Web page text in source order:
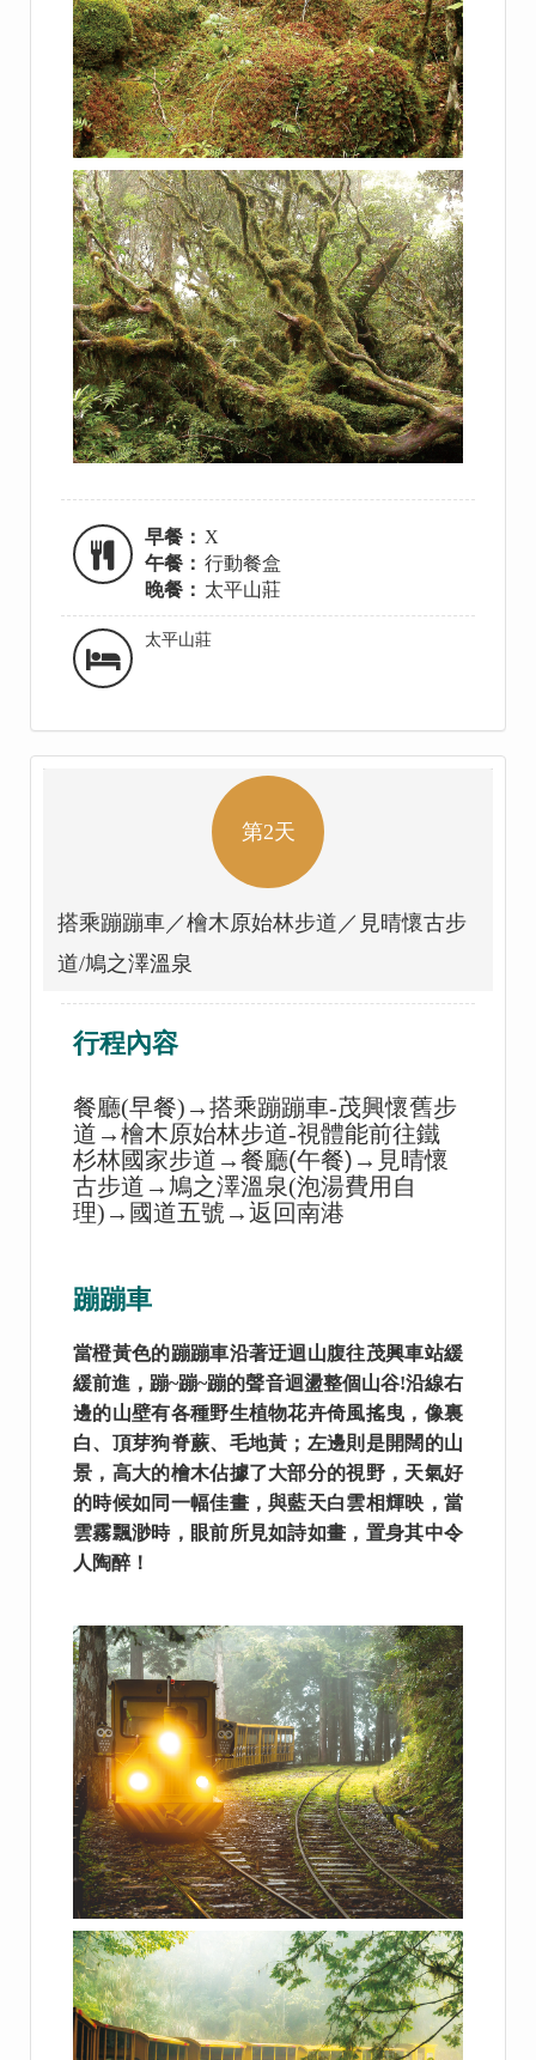
早餐： X
午餐： 行動餐盒
晚餐： 太平山莊
太平山莊
第2天
搭乘蹦蹦車／檜木原始林步道／見晴懷古步
道/鳩之澤溫泉
行程內容
餐廳(早餐)→搭乘蹦蹦車-茂興懷舊步
道→檜木原始林步道-視體能前往鐵
杉林國家步道→餐廳(午餐)→見晴懷
古步道→ 鳩之澤溫泉(泡湯費用自
理)→國道五號→返回南港
蹦蹦車
當橙黃色的蹦蹦車沿著迂迴山腹往茂興車站緩
緩前進，蹦~蹦~蹦的聲音迴盪整個山谷!沿線右
邊的山壁有各種野生植物花卉倚風搖曳，像裏
白、頂芽狗脊蕨、毛地黃；左邊則是開闊的山
景，高大的檜木佔據了大部分的視野，天氣好
的時候如同一幅佳畫，與藍天白雲相輝映，當
雲霧飄渺時，眼前所見如詩如畫，置身其中令
人陶醉！